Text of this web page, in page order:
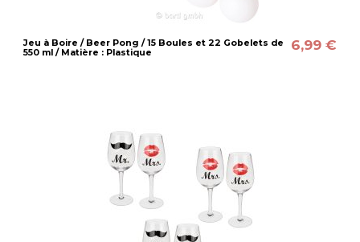
Jeu à Boire / Beer Pong / 15 Boules et 22 Gobelets de
550 ml / Matière : Plastique
6,99 €